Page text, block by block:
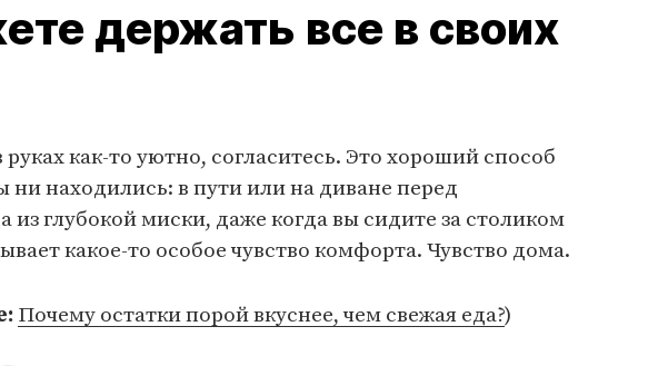
держать все в своих
как-то уютно, согласитесь. Это хороший способ
ни находились: в пути или на диване перед
из глубокой миски, даже когда вы сидите за столиком
какое-то особое чувство комфорта. Чувство дома.
Почему остатки порой вкуснее, чем свежая еда?)